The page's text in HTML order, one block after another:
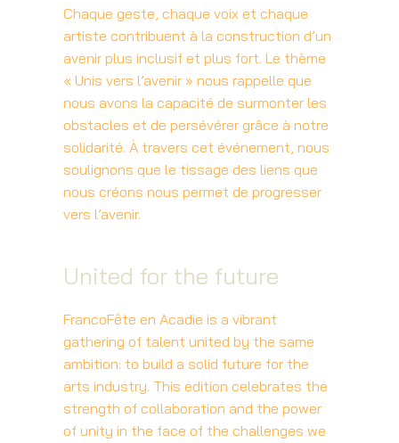
Chaque geste, chaque voix et chaque
artiste contribuent à la construction d’un
avenir plus inclusif et plus fort. Le thème
« Unis vers l’avenir » nous rappelle que
nous avons la capacité de surmonter les
obstacles et de persévérer grâce à notre
solidarité. À travers cet événement, nous
soulignons que le tissage des liens que
nous créons nous permet de progresser
vers l’avenir.
United for the future
FrancoFête en Acadie is a vibrant
gathering of talent united by the same
ambition: to build a solid future for the
arts industry. This edition celebrates the
strength of collaboration and the power
of unity in the face of the challenges we